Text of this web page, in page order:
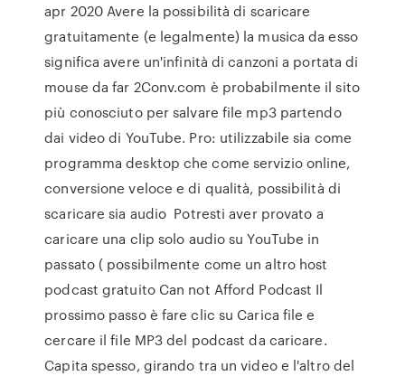
apr 2020 Avere la possibilità di scaricare
gratuitamente (e legalmente) la musica da esso
significa avere un'infinità di canzoni a portata di
mouse da far 2Conv.com è probabilmente il sito
più conosciuto per salvare file mp3 partendo
dai video di YouTube. Pro: utilizzabile sia come
programma desktop che come servizio online,
conversione veloce e di qualità, possibilità di
scaricare sia audio Potresti aver provato a
caricare una clip solo audio su YouTube in
passato ( possibilmente come un altro host
podcast gratuito Can not Afford Podcast Il
prossimo passo è fare clic su Carica file e
cercare il file MP3 del podcast da caricare.
Capita spesso, girando tra un video e l'altro del